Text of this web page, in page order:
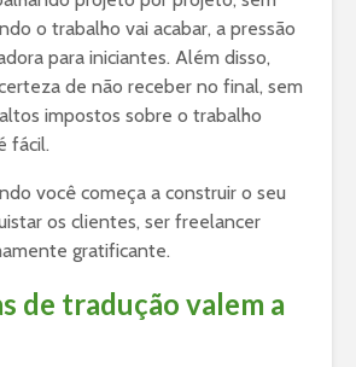
o trabalho vai acabar, a pressão
para iniciantes. Além disso,
de não receber no final, sem
impostos sobre o trabalho
fácil.
você começa a construir o seu
os clientes, ser freelancer
gratificante.
de tradução valem a